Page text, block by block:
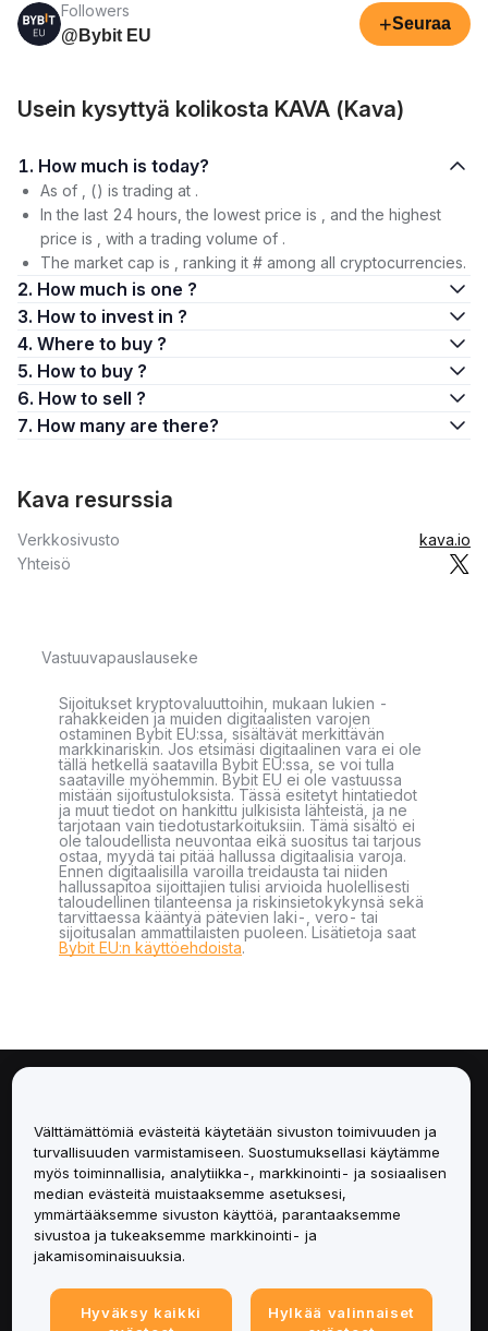
Followers
@Bybit EU
+Seuraa
Usein kysyttyä kolikosta KAVA (Kava)
1. How much is today?
As of , () is trading at .
In the last 24 hours, the lowest price is , and the highest
price is , with a trading volume of .
The market cap is , ranking it # among all cryptocurrencies.
2. How much is one ?
3. How to invest in ?
4. Where to buy ?
5. How to buy ?
6. How to sell ?
7. How many are there?
Kava resurssia
Verkkosivusto
kava.io
Yhteisö
Vastuuvapauslauseke
Sijoitukset kryptovaluuttoihin, mukaan lukien -
rahakkeiden ja muiden digitaalisten varojen
ostaminen Bybit EU:ssa, sisältävät merkittävän
markkinariskin. Jos etsimäsi digitaalinen vara ei ole
tällä hetkellä saatavilla Bybit EU:ssa, se voi tulla
saataville myöhemmin. Bybit EU ei ole vastuussa
mistään sijoitustuloksista. Tässä esitetyt hintatiedot
ja muut tiedot on hankittu julkisista lähteistä, ja ne
tarjotaan vain tiedotustarkoituksiin. Tämä sisältö ei
ole taloudellista neuvontaa eikä suositus tai tarjous
ostaa, myydä tai pitää hallussa digitaalisia varoja.
Ennen digitaalisilla varoilla treidausta tai niiden
hallussapitoa sijoittajien tulisi arvioida huolellisesti
taloudellinen tilanteensa ja riskinsietokykynsä sekä
tarvittaessa kääntyä pätevien laki-, vero- tai
sijoitusalan ammattilaisten puoleen. Lisätietoja saat
Bybit EU:n käyttöehdoista.
Palvelut
Tuki
Tuotteet
Lakiasiat
Välttämättömiä evästeitä käytetään sivuston toimivuuden ja
turvallisuuden varmistamiseen. Suostumuksellasi käytämme
myös toiminnallisia, analytiikka-, markkinointi- ja sosiaalisen
median evästeitä muistaaksemme asetuksesi,
ymmärtääksemme sivuston käyttöä, parantaaksemme
sivustoa ja tukeaksemme markkinointi- ja
jakamisominaisuuksia.
Hyväksy kaikki
Hylkää valinnaiset